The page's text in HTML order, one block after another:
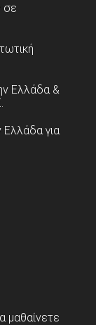
σε
Ελλάδα &
Ελλάδα για
μαθαίνετε